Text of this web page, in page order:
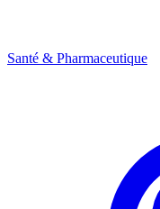
Santé & Pharmaceutique